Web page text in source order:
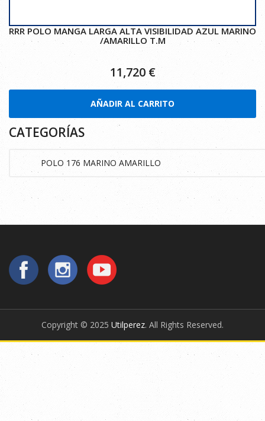
RRR POLO MANGA LARGA ALTA VISIBILIDAD AZUL MARINO
/AMARILLO T.M
11,720 €
AÑADIR AL CARRITO
CATEGORÍAS
Copyright © 2025 Utilperez. All Rights Reserved.